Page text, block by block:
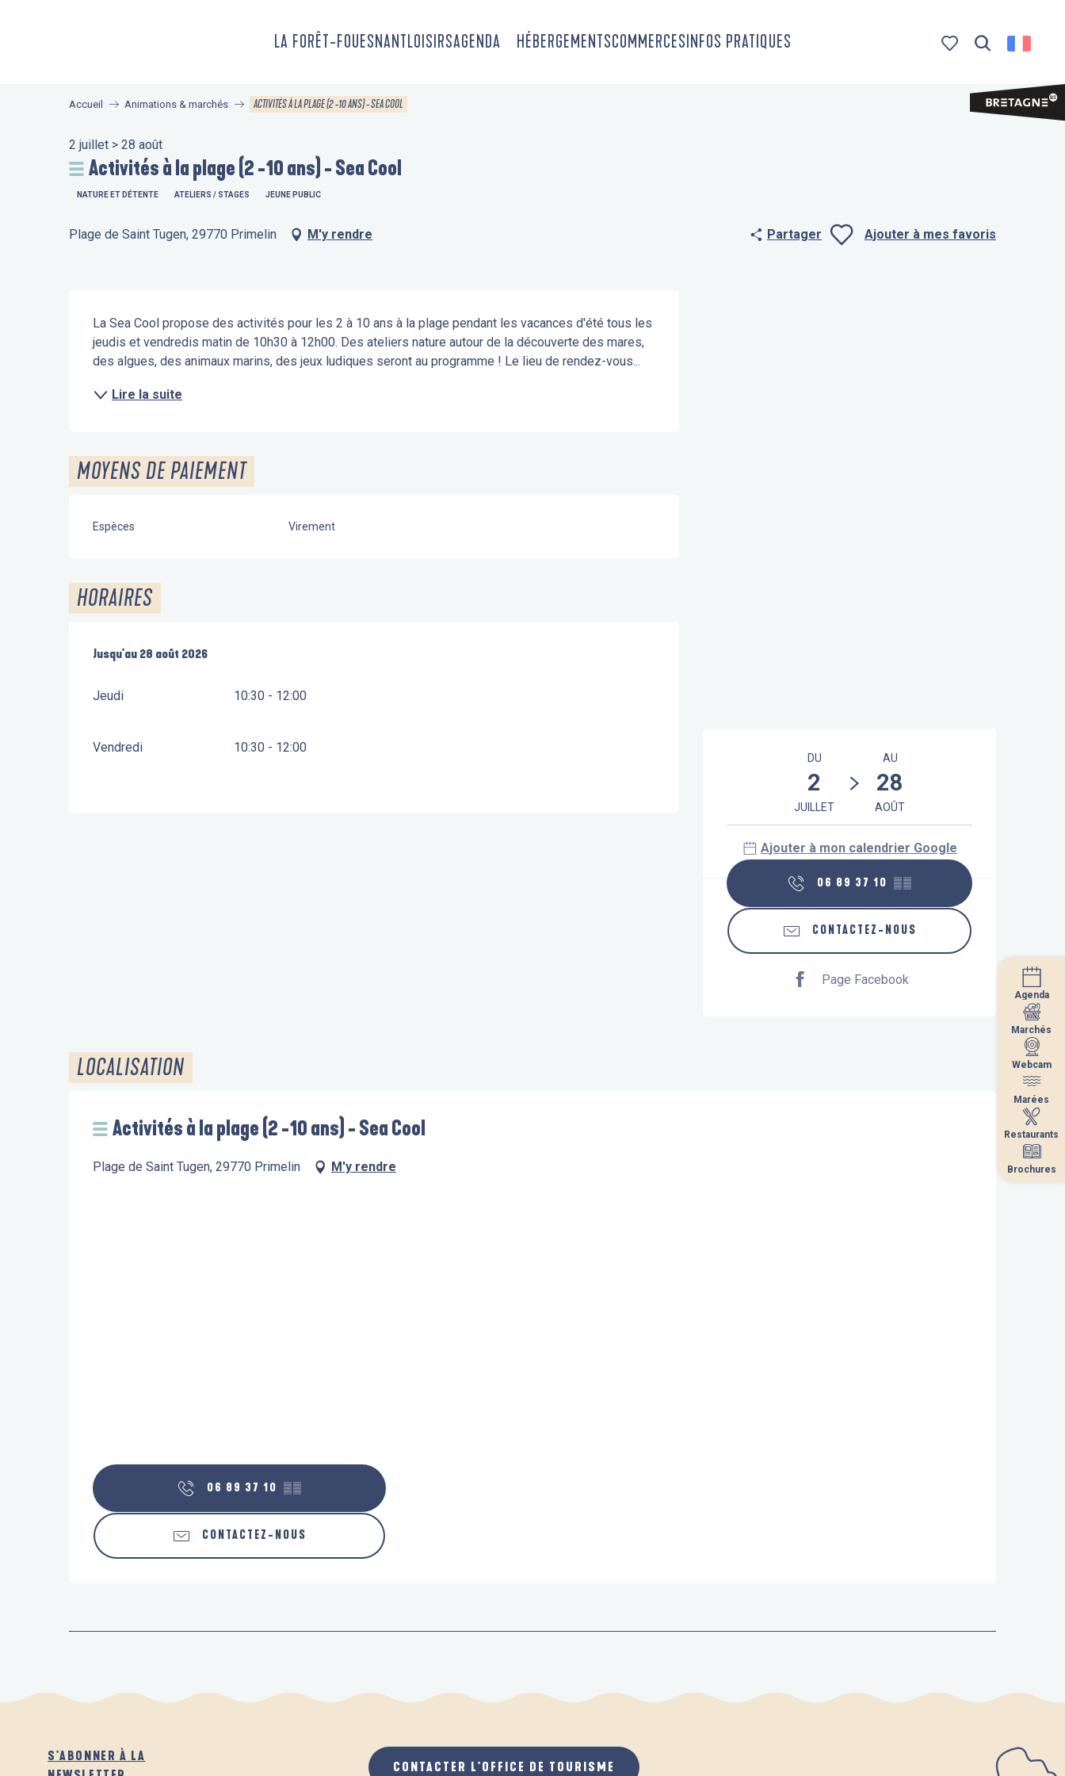
LA FORÊT-FOUESNANTLOISIRSAGENDA HÉBERGEMENTSCOMMERCES INFOS PRATIQUES
Agenda
Marchés
Webcam
Marées
Restaurants
Brochures
Accueil Animations & marchés ACTIVITÉS À LA PLAGE (2 -10 ANS) - SEA COOL
2 juillet > 28 août
Activités à la plage (2 -10 ans) - Sea Cool
NATURE ET DÉTENTE ATELIERS / STAGES JEUNE PUBLIC
Plage de Saint Tugen, 29770 Primelin M'y rendre Partager Ajouter à mes favoris
Ouverture et coordonnées
DU
2
JUILLET
AU
28
AOÛT
Ajouter à mon calendrier Google
06 89 37 10 ▒▒
CONTACTEZ-NOUS
Page Facebook
Description
La Sea Cool propose des activités pour les 2 à 10 ans à la plage pendant les vacances d'été tous les
jeudis et vendredis matin de 10h30 à 12h00. Des ateliers nature autour de la découverte des mares,
des algues, des animaux marins, des jeux ludiques seront au programme ! Le lieu de rendez-vous...
Lire la suite
MOYENS DE PAIEMENT
Espèces Virement
HORAIRES
Du2 juillet 2026 au28 août 2026
Jusqu'au 28 août 2026
Jeudi 10:30 - 12:00
Vendredi 10:30 - 12:00
LOCALISATION
Activités à la plage (2 -10 ans) - Sea Cool
Plage de Saint Tugen, 29770 Primelin M'y rendre
06 89 37 10 ▒▒
CONTACTEZ-NOUS
S'ABONNER À LA
CONTACTER L'OFFICE DE TOURISME